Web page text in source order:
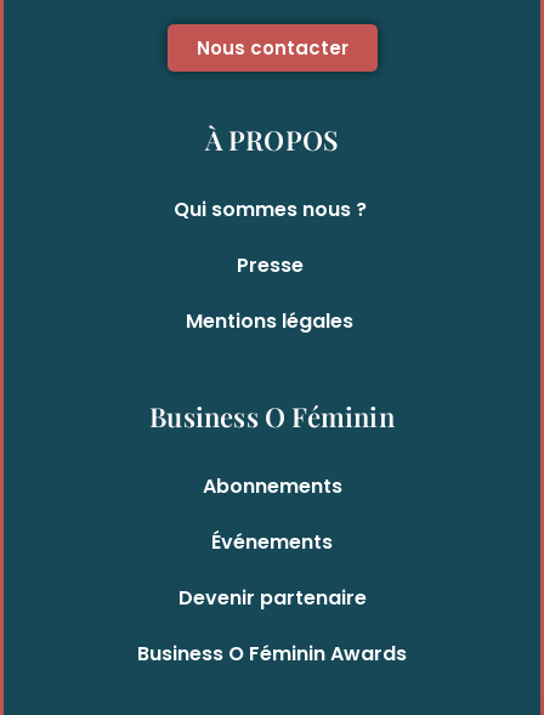
Nous contacter
À PROPOS
Qui sommes nous ?
Presse
Mentions légales
Business O Féminin
Abonnements
Événements
Devenir partenaire
Business O Féminin Awards